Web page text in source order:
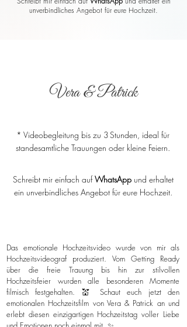
unverbindliches Angebot für eure Hochzeit.
Vera & Patrick
* Videobegleitung bis zu 3 Stunden, ideal für
standesamtliche Trauungen oder kleine Feiern.
Schreibt mir einfach aufWhatsAppund erhaltet
ein unverbindliches Angebot für eure Hochzeit.
Das emotionale Hochzeitsvideo wurde von mir als
Hochzeitsvideograf produziert. Vom Getting Ready
über die freie Trauung bis hin zur stilvollen
Hochzeitsfeier wurden alle besonderen Momente
filmisch festgehalten. 💒 Schaut euch jetzt den
emotionalen Hochzeitsfilm von Vera & Patrick an und
erlebt diesen einzigartigen Hochzeitstag voller Liebe